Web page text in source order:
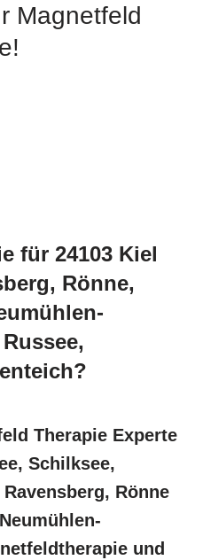
Magnetfeld
für 24103 Kiel
Rönne,
Therapie Experte
Schilksee,
Rönne
und